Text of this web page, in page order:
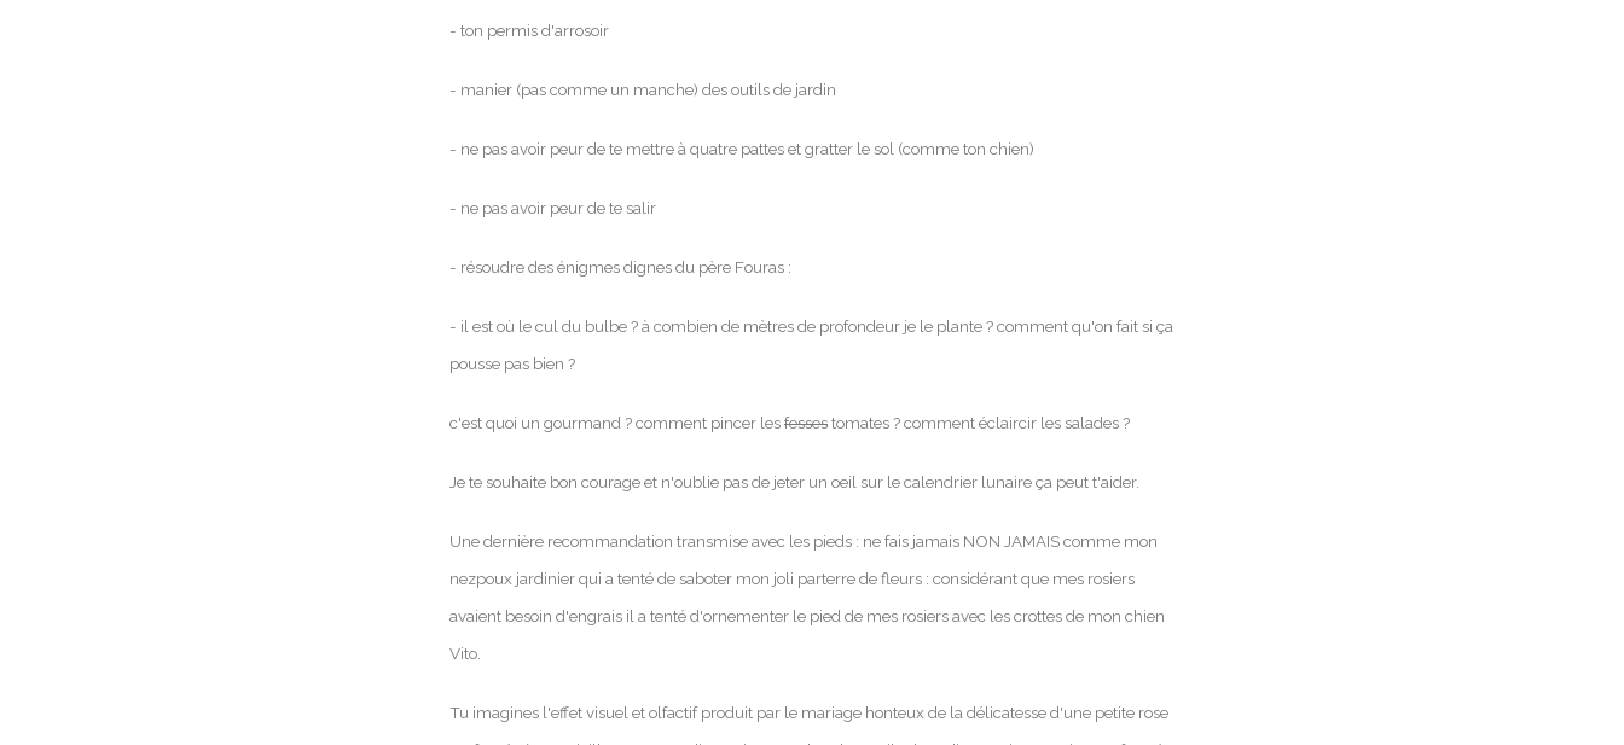
- ton permis d'arrosoir
- manier (pas comme un manche) des outils de jardin
- ne pas avoir peur de te mettre à quatre pattes et gratter le sol (comme ton chien)
- ne pas avoir peur de te salir
- résoudre des énigmes dignes du père Fouras :
- il est où le cul du bulbe ? à combien de mètres de profondeur je le plante ? comment qu'on fait si ça
pousse pas bien ?
c'est quoi un gourmand ? comment pincer lesfessestomates ? comment éclaircir les salades ?
Je te souhaite bon courage et n'oublie pas de jeter un oeil sur le calendrier lunaire ça peut t'aider.
Une dernière recommandation transmise avec les pieds : ne fais jamais NON JAMAIS comme mon
nezpoux jardinier qui a tenté de saboter mon joli parterre de fleurs : considérant que mes rosiers
avaient besoin d'engrais il a tenté d'ornementer le pied de mes rosiers avec les crottes de mon chien
Vito.
Tu imagines l'effet visuel et olfactif produit par le mariage honteux de la délicatesse d'une petite rose